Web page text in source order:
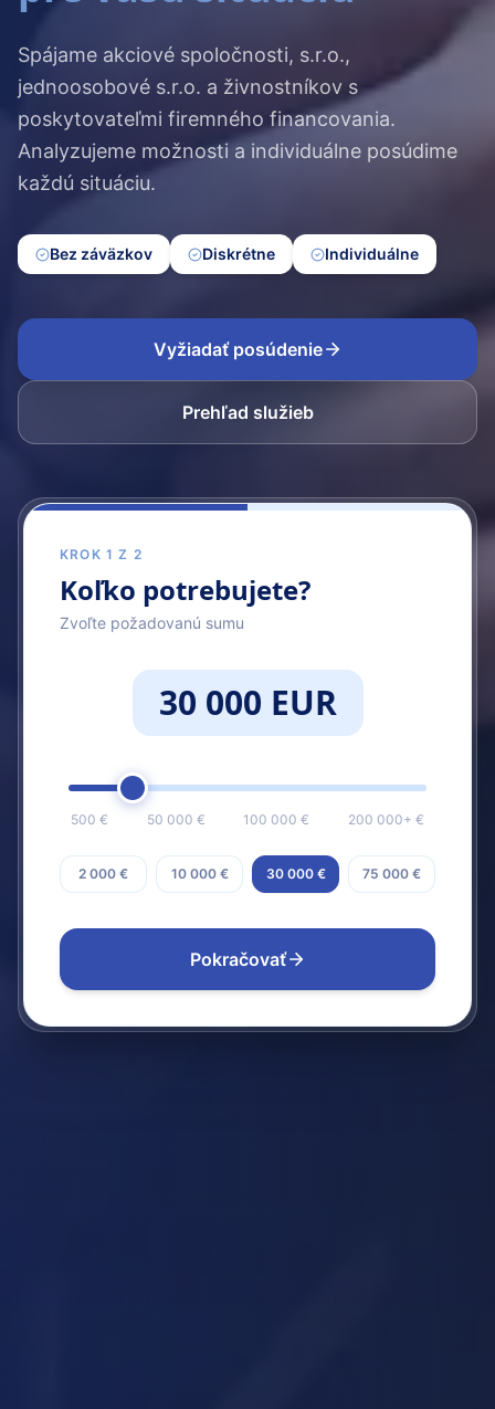
Spájame akciové spoločnosti, s.r.o.,
jednoosobové s.r.o. a živnostníkov s
poskytovateľmi firemného financovania.
Analyzujeme možnosti a individuálne posúdime
každú situáciu.
Bez záväzkov Diskrétne Individuálne
Vyžiadať posúdenie
Prehľad služieb
KROK 1 Z 2
Koľko potrebujete?
Zvoľte požadovanú sumu
30 000 EUR
500 € 50 000 € 100 000 € 200 000+ €
2 000 € 10 000 € 30 000 € 75 000 €
Pokračovať